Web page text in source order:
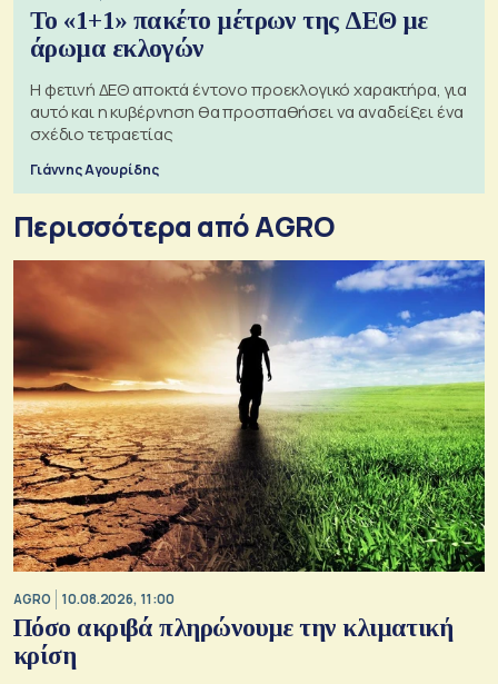
Το «1+1» πακέτο μέτρων της ΔΕΘ με
άρωμα εκλογών
Η φετινή ΔΕΘ αποκτά έντονο προεκλογικό χαρακτήρα, για
αυτό και η κυβέρνηση θα προσπαθήσει να αναδείξει ένα
σχέδιο τετραετίας
Γιάννης Αγουρίδης
Περισσότερα από AGRO
AGRO 10.08.2026, 11:00
Πόσο ακριβά πληρώνουμε την κλιματική
κρίση